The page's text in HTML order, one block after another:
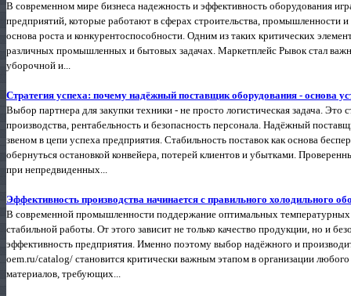
В современном мире бизнеса надежность и эффективность оборудования
предприятий, которые работают в сферах строительства, промышленности
основа роста и конкурентоспособности. Одним из таких критических
различных промышленных и бытовых задачах. Маркетплейс Рывок стал
уборочной и...
Стратегия успеха: почему надёжный поставщик оборудования - основа
Выбор партнера для закупки техники - не просто логистическая задача. Это
производства, рентабельность и безопасность персонала. Надёжный
звеном в цепи успеха предприятия. Стабильность поставок как основа
обернуться остановкой конвейера, потерей клиентов и убытками.
при непредвиденных...
Эффективность производства начинается с правильного холодильного
В современной промышленности поддержание оптимальных температурных
стабильной работы. От этого зависит не только качество продукции, но и
эффективность предприятия. Именно поэтому выбор надёжного и
oem.ru/catalog/ становится критически важным этапом в организации
материалов, требующих...